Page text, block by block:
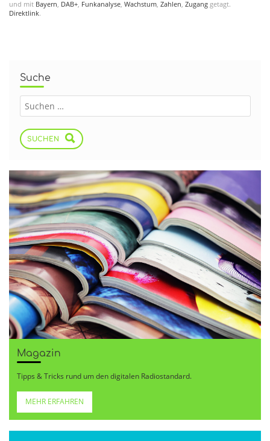
und mit Bayern, DAB+, Funkanalyse, Wachstum, Zahlen, Zugang getagt.
Direktlink.
Suche
SUCHEN
Magazin
Tipps & Tricks rund um den digitalen Radiostandard.
MEHR ERFAHREN